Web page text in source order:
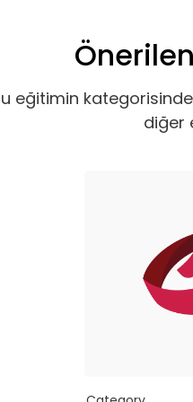
eğitimin
diğer